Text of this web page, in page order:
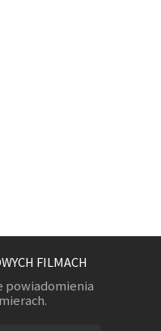
FILMACH
powiadomienia